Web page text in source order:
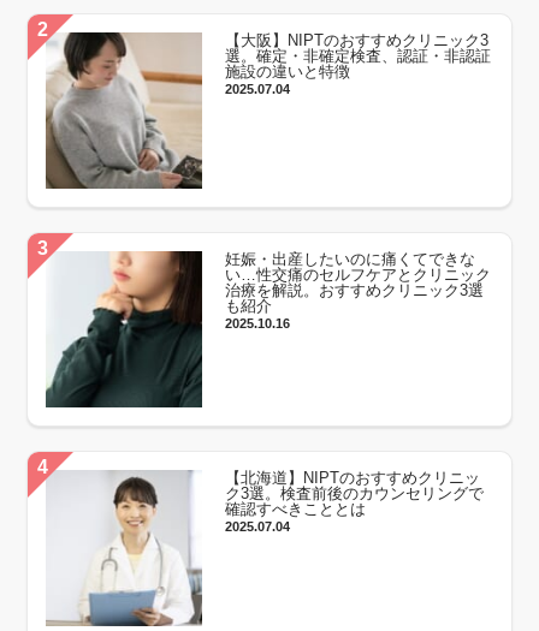
【大阪】NIPTのおすすめクリニック3
選。確定・非確定検査、認証・非認証
施設の違いと特徴
2025.07.04
妊娠・出産したいのに痛くてできな
い…性交痛のセルフケアとクリニック
治療を解説。おすすめクリニック3選
も紹介
2025.10.16
【北海道】NIPTのおすすめクリニッ
ク3選。検査前後のカウンセリングで
確認すべきこととは
2025.07.04